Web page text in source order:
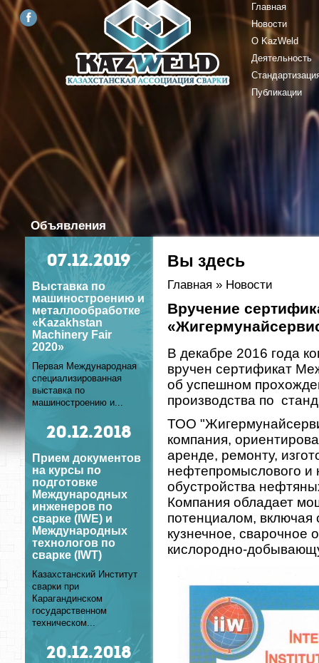
Главная
Новости
О KazWeld
Деятельность
Публикации
Вы здесь
Главная » Новости
Вручение
В декабре 2016 года
вручен сертификат
об успешном
производства по
ТОО
компания,
аренде, ремонту,
нефтепромыслового и
обустройства
Компания обладает
потенциалом,
кузнечное, сварочное
кислородно-
Объявления
07.12.2019
Выставка по
машиностроению и
металлообработке
«Kazakhstan
Machinery Fair
2020»
Первая Международная
специализированная
выставка по
машиностроению и...
20.12.2018
Прием документов
на курсы по
подготовке
Международных
инженеров по
сварке (IWE) и
Международных
технологов по
сварке (IWT)
Казахстанский Институт
сварки при
Карагандинском
государственном
техническом...
20.12.2018